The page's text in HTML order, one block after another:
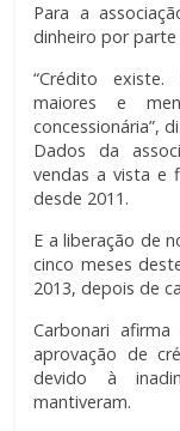
Para a
dinheiro por
“Crédito
maiores e
concessionária”,
Dados da
vendas a vista e
desde 2011.
E a liberação de
cinco meses
2013, depois de
Carbonari
aprovação de
devido à
mantiveram.